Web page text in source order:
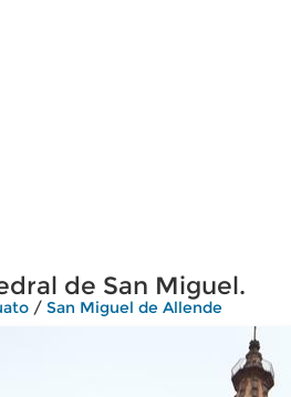
de San Miguel.
/ San Miguel de Allende